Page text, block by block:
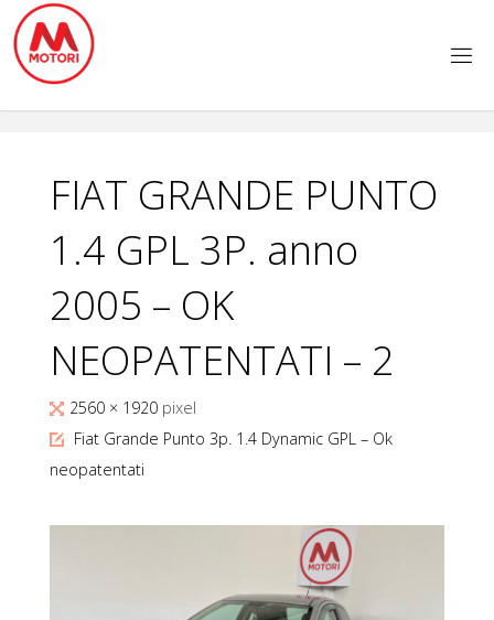
Salta
contenuto
FIAT GRANDE PUNTO
1.4 GPL 3P. anno
2005 – OK
NEOPATENTATI – 2
Tutta
larghezza
2560 × 1920 pixel
Fiat Grande Punto 3p. 1.4 Dynamic GPL – Ok
neopatentati